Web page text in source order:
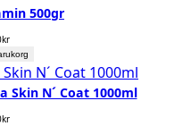
500gr
kr
Skin N´ Coat 1000ml
kr